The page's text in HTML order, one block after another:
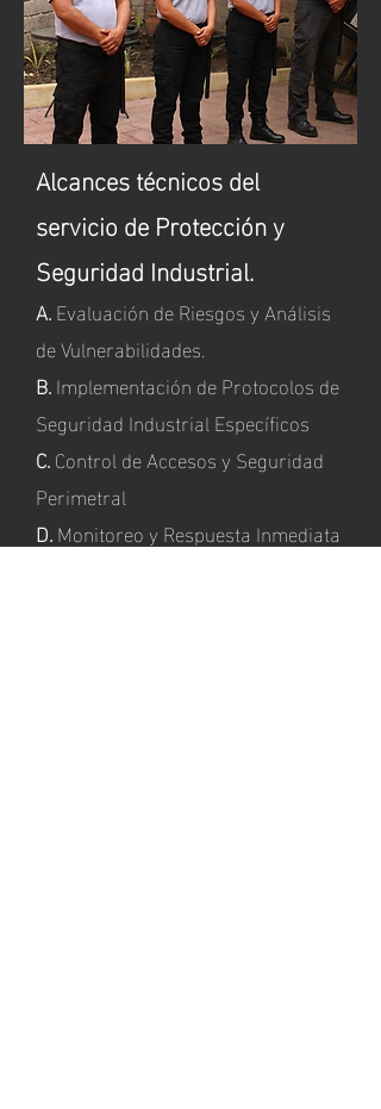
Alcances técnicos del
servicio de Protección y
Seguridad Industrial.
A.Evaluación de Riesgos y Análisis
de Vulnerabilidades.
B.Implementación de Protocolos de
Seguridad Industrial Específicos
C.Control de Accesos y Seguridad
Perimetral
D.Monitoreo y Respuesta Inmediata